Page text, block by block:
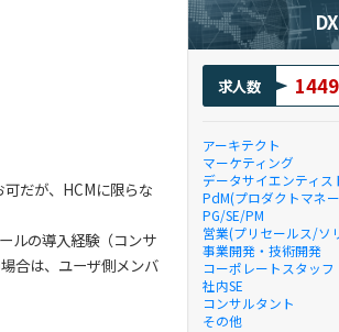
だが、HCMに限らな
ルの導入経験（コンサ
合は、ユーザ側メンバ
求人数 1449
アーキテクト
マーケティング
データサイエンティ
PdM(プロダクトマネ
PG/SE/PM
営業(プリセールス/ソ
事業開発・技術開発
コーポレートスタッフ
社内SE
コンサルタント
その他